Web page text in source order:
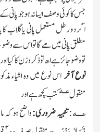
جس کا کوئی وصف ایسا نہ ہو جو پانی
اگر دو رطل مستعمل پانی یا گلاب
مطلق پانی میں ملے گا تو اس سے
تو وضو جائز ہے اھ تو ذکر وزن
نوع آخراس نوع میں وہ اشیاء
منقولعــہکتب کچھ ہے اور
عــــہ:تنبیہ ضروری :واضح ہو کہ
۲